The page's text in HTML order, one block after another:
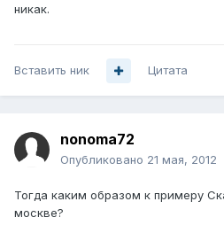
никак.
Вставить ник Цитата
nonoma72
Опубликовано 21 мая, 2012
Тогда каким образом к примеру
москве?